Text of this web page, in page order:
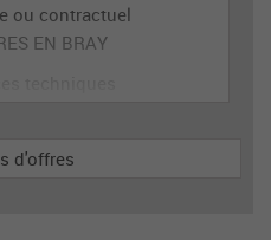
ou contractuel
EN BRAY
d'offres